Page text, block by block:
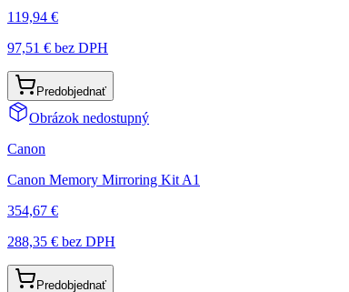
119,94 €
97,51 € bez DPH
Predobjednať
Obrázok nedostupný
Canon
Canon Memory Mirroring Kit A1
354,67 €
288,35 € bez DPH
Predobjednať